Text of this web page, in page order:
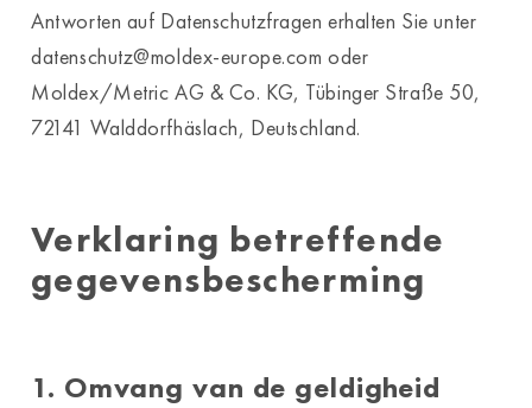
Antworten auf Datenschutzfragen erhalten Sie unter
datenschutz@moldex-europe.com oder
Moldex/Metric AG & Co. KG, Tübinger Straße 50,
72141 Walddorfhäslach, Deutschland.
Verklaring betreffende
gegevensbescherming
1. Omvang van de geldigheid